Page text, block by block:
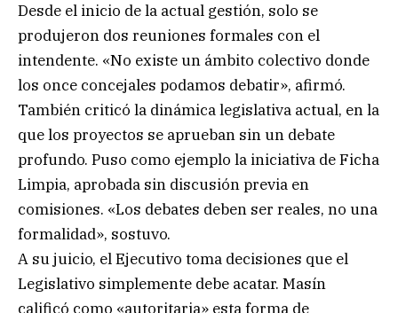
Desde el inicio de la actual gestión, solo se
produjeron dos reuniones formales con el
intendente. «No existe un ámbito colectivo donde
los once concejales podamos debatir», afirmó.
También criticó la dinámica legislativa actual, en la
que los proyectos se aprueban sin un debate
profundo. Puso como ejemplo la iniciativa de Ficha
Limpia, aprobada sin discusión previa en
comisiones. «Los debates deben ser reales, no una
formalidad», sostuvo.
A su juicio, el Ejecutivo toma decisiones que el
Legislativo simplemente debe acatar. Masín
calificó como «autoritaria» esta forma de